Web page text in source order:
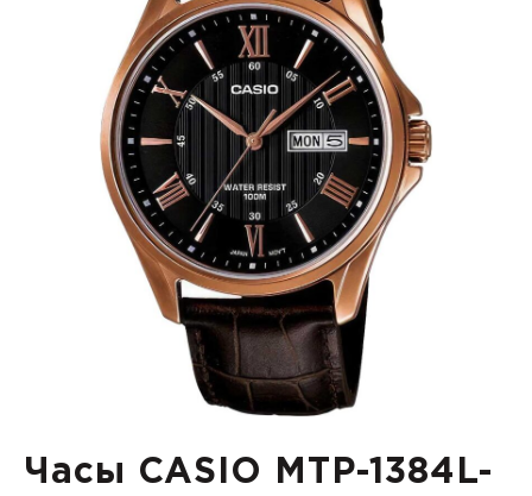
Часы CASIO MTP-1384L-